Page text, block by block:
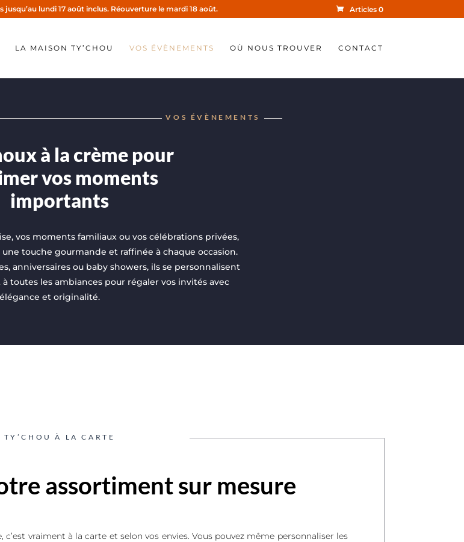
jusqu’au lundi 17 août inclus. Réouverture le mardi 18 août. Articles 0
LA MAISON TY’CHOU VOS ÉVÈNEMENTS OÙ NOUS TROUVER CONTACT
VOS ÉVÈNEMENTS
à la crème pour
vos moments
importants
vos moments familiaux ou vos célébrations privées,
touche gourmande et raffinée à chaque occasion.
anniversaires ou baby showers, ils se personnalisent
toutes les ambiances pour régaler vos invités avec
élégance et originalité.
TY’CHOU À LA CARTE
assortiment sur mesure
vraiment à la carte et selon vos envies. Vous pouvez même personnaliser les